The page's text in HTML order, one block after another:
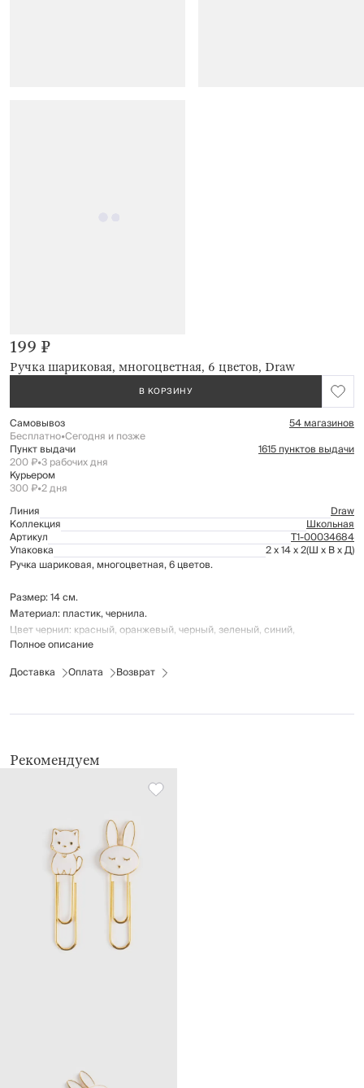
Ручка шариковая, многоцветная, 6 цветов, Draw
199 ₽
В КОРЗИНУ
Самовывоз 54 магазинов
Бесплатно•Сегодня и позже
Пункт выдачи 1615 пунктов выдачи
200 ₽•3 рабочих дня
Курьером
300 ₽•2 дня
Линия
Draw
Коллекция Школьная
Артикул Т1-00034684
Упаковка 2 x 14 x 2(Ш x В x Д)
Ручка шариковая, многоцветная, 6 цветов.
Размер: 14 см.
Материал: пластик, чернила.
Цвет чернил: красный, оранжевый, черный, зеленый, синий,
фиолетовый.
Полное описание
Доставка
Оплата Возврат
Рекомендуем